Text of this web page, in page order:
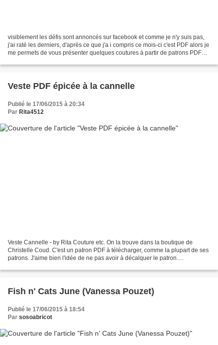
visiblement les défis sont annoncés sur facebook et comme je n'y suis pas,
j'ai raté les derniers, d'après ce que j'a i compris ce mois-ci c'est PDF alors je
me permets de vous présenter quelques coutures à partir de patrons PDF
Veste PDF épicée à la cannelle
Publié le 17/06/2015 à 20:34
Par Rita4512
Veste Cannelle - by Rita Couture etc. On la trouve dans la boutique de
Christelle Coud. C'est un patron PDF à télécharger, comme la plupart de ses
patrons. J'aime bien l'idée de ne pas avoir à décalquer le patron.
Fish n' Cats June (Vanessa Pouzet)
Publié le 17/06/2015 à 18:54
Par sosoabricot